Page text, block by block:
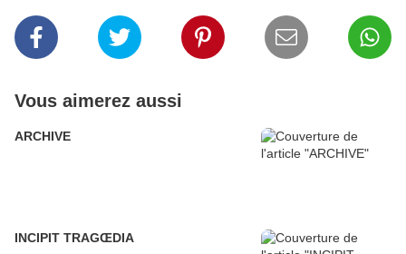
Vous aimerez aussi
ARCHIVE
INCIPIT TRAGŒDIA